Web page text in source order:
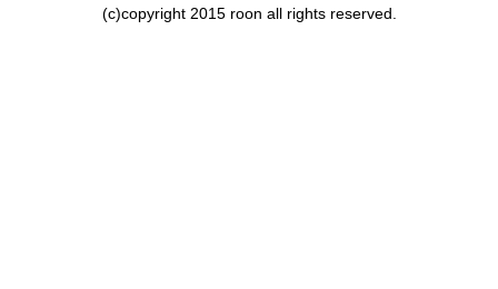
ロー
(c)copyright 2015 roon all rights reserved.